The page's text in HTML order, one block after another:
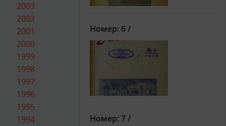
2003
2002
2001
2000
1999
1998
1997
1996
1995
1994
Номер: 6 /
Номер: 7 /